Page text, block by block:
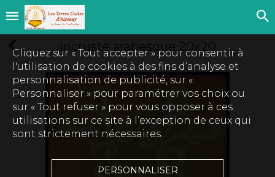
Incrusté arabesque 20x20
Cliquez sur « Tout accepter » pour consentir à
l'utilisation de cookies à des fins d’analyse et
personnalisation de publicité, sur «
Personnaliser » pour paramétrer vos choix ou
sur « Tout refuser » pour vous opposer à ces
utilisations sur ce site à l’exception de ceux qui
sont strictement nécessaires.
PERSONNALISER